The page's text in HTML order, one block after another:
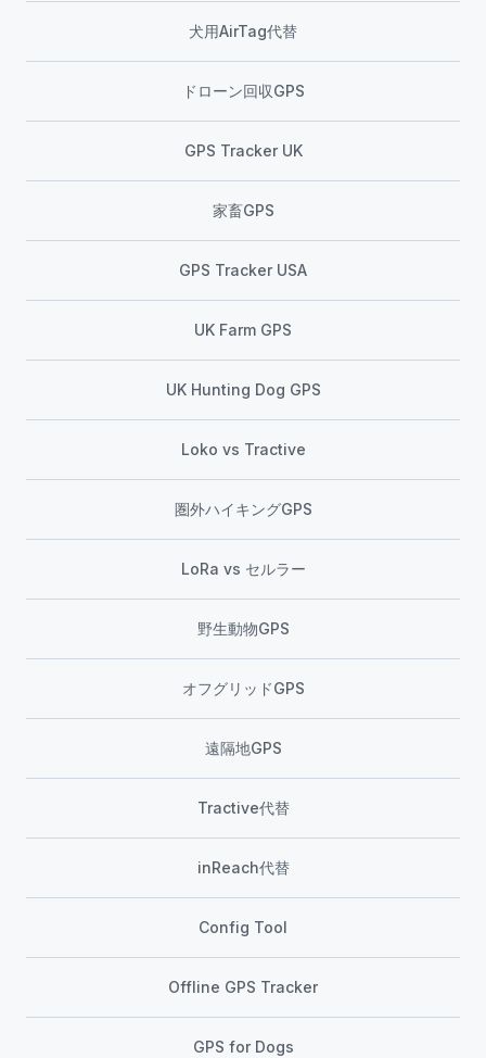
犬用AirTag代替
ドローン回収GPS
GPS Tracker UK
家畜GPS
GPS Tracker USA
UK Farm GPS
UK Hunting Dog GPS
Loko vs Tractive
圏外ハイキングGPS
LoRa vs セルラー
野生動物GPS
オフグリッドGPS
遠隔地GPS
Tractive代替
inReach代替
Config Tool
Offline GPS Tracker
GPS for Dogs